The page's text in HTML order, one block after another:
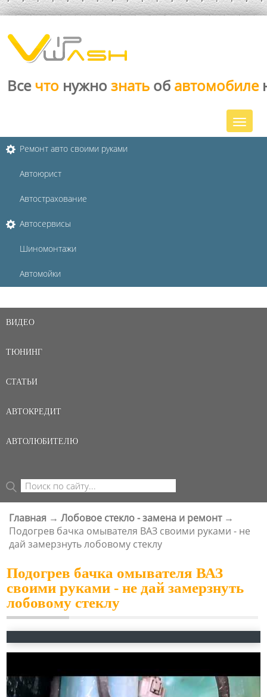
Все что нужно знать об автомобиле
Ремонт авто своими руками
Автоюрист
Автострахование
Автосервисы
Шиномонтажи
Автомойки
ВИДЕО
ТЮНИНГ
СТАТЬИ
АВТОКРЕДИТ
АВТОЛЮБИТЕЛЮ
ФОРМА ПОИСКА
Поиск
ВЫ ЗДЕСЬ
Главная → Лобовое стекло - замена и ремонт →
Подогрев бачка омывателя ВАЗ своими руками - не
дай замерзнуть лобовому стеклу
Подогрев бачка омывателя ВАЗ
своими руками - не дай замерзнуть
лобовому стеклу